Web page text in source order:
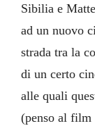
Sibilia e
ad un nuovo
strada tra la
di un certo
alle quali
(penso al film